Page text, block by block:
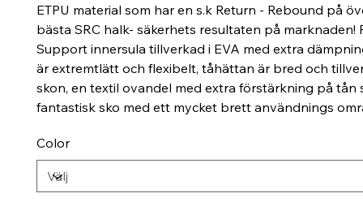
ETPU material som har en s.k Return - Rebound på
bästa SRC halk- säkerhets resultaten på
Support innersula tillverkad i EVA med extra
är extremtlätt och flexibelt, tåhättan är bred och
skon, en textil ovandel med extra förstärkning på
fantastisk sko med ett mycket brett användnings
Color